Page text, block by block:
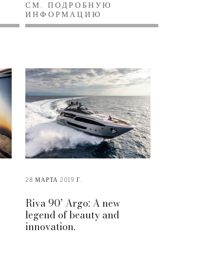
СМ. ПОДРОБНУЮ
ИНФОРМАЦИЮ
28 МАРТА 2019 Г.
Riva 90’ Argo: A new
legend of beauty and
innovation.